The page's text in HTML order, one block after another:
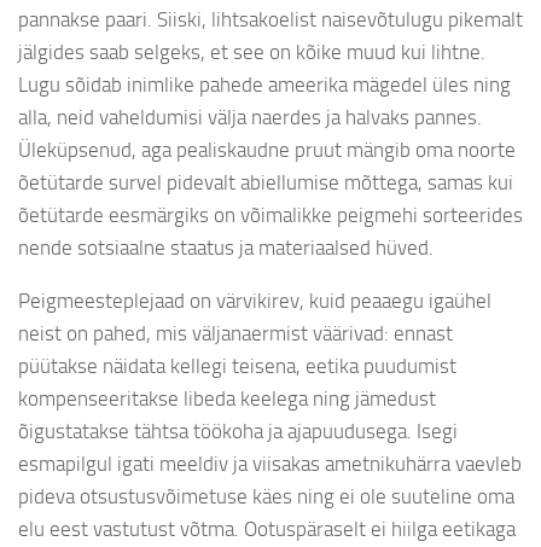
pannakse paari. Siiski, lihtsakoelist naisevõtulugu pikemalt
jälgides saab selgeks, et see on kõike muud kui lihtne.
Lugu sõidab inimlike pahede ameerika mägedel üles ning
alla, neid vaheldumisi välja naerdes ja halvaks pannes.
Üleküpsenud, aga pealiskaudne pruut mängib oma noorte
õetütarde survel pidevalt abiellumise mõttega, samas kui
õetütarde eesmärgiks on võimalikke peigmehi sorteerides
nende sotsiaalne staatus ja materiaalsed hüved.
Peigmeesteplejaad on värvikirev, kuid peaaegu igaühel
neist on pahed, mis väljanaermist väärivad: ennast
püütakse näidata kellegi teisena, eetika puudumist
kompenseeritakse libeda keelega ning jämedust
õigustatakse tähtsa töökoha ja ajapuudusega. Isegi
esmapilgul igati meeldiv ja viisakas ametnikuhärra vaevleb
pideva otsustusvõimetuse käes ning ei ole suuteline oma
elu eest vastutust võtma. Ootuspäraselt ei hiilga eetikaga